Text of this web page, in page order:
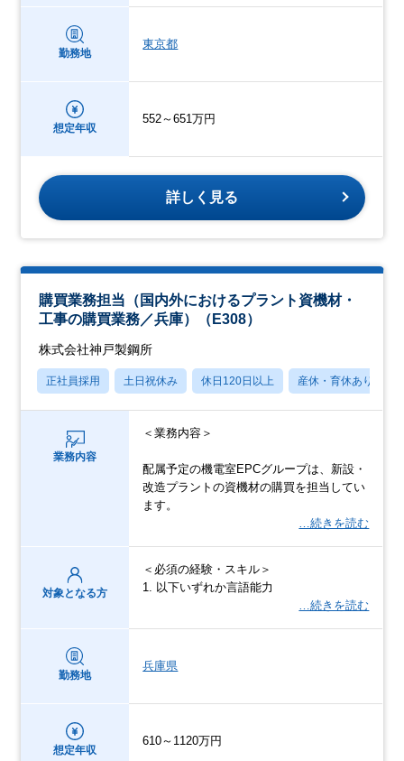
勤務地
東京都
想定年収
552～651万円
詳しく見る
購買業務担当（国内外におけるプラント資機材・
工事の購買業務／兵庫）（E308）
株式会社神戸製鋼所
正社員採用 土日祝休み 休日120日以上 産休・育休あり
業務内容
＜業務内容＞
配属予定の機電室EPCグループは、新設・
改造プラントの資機材の購買を担当してい
ます。
…続きを読む
対象となる方
＜必須の経験・スキル＞
1. 以下いずれか言語能力
…続きを読む
勤務地
兵庫県
想定年収
610～1120万円